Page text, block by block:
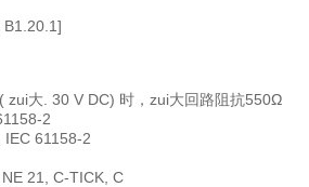
大. 30 V DC) 时，zui大回路阻抗550Ω
2
61158-2
21, C-TICK, C